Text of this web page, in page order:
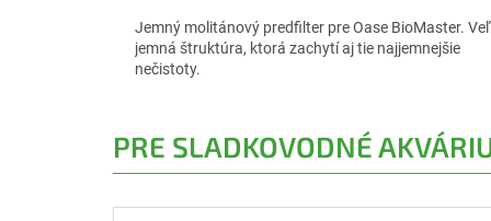
Jemný molitánový predfilter pre Oase BioMaster.
jemná štruktúra, ktorá zachytí aj tie najjemnejšie
nečistoty.
PRE SLADKOVODNÉ